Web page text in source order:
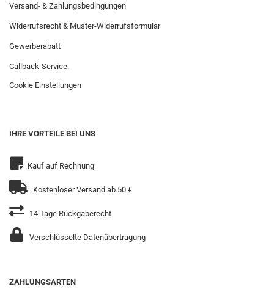
Versand- & Zahlungsbedingungen
Widerrufsrecht & Muster-Widerrufsformular
Gewerberabatt
Callback-Service.
Cookie Einstellungen
IHRE VORTEILE BEI UNS
Kauf auf Rechnung
Kostenloser Versand ab 50 €
14 Tage Rückgaberecht
Verschlüsselte Datenübertragung
ZAHLUNGSARTEN